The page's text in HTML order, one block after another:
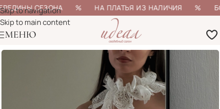
СЕЗОНА % НА ПЛАТЬЯ ИЗ НАЛИЧИЯ %
Skip to navigation
Skip to main content
МЕНЮ